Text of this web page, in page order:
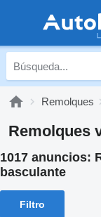
Remolques
Remolques
1017 anuncios:
basculante
Filtro